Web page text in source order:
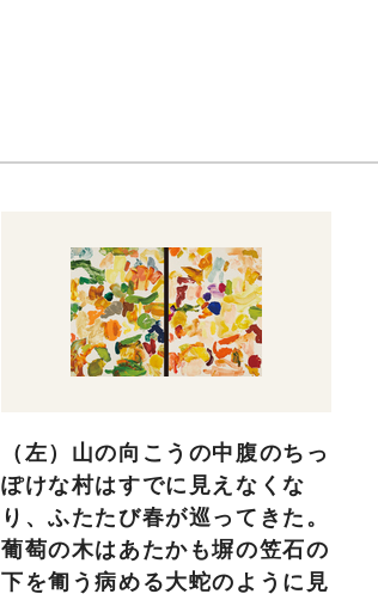
（左）山の向こうの中腹のちっ
ぽけな村はすでに見えなくな
り、ふたたび春が巡ってきた。
葡萄の木はあたかも塀の笠石の
下を匍う病める大蛇のように見